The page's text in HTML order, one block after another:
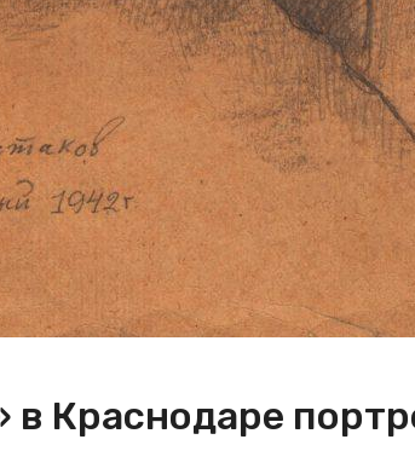
в Краснодаре